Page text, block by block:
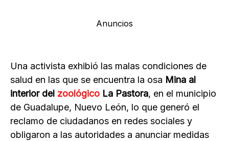
Anuncios
Una activista exhibió las malas condiciones de
salud en las que se encuentra la osa Mina al
interior del zoológico La Pastora, en el municipio
de Guadalupe, Nuevo León, lo que generó el
reclamo de ciudadanos en redes sociales y
obligaron a las autoridades a anunciar medidas